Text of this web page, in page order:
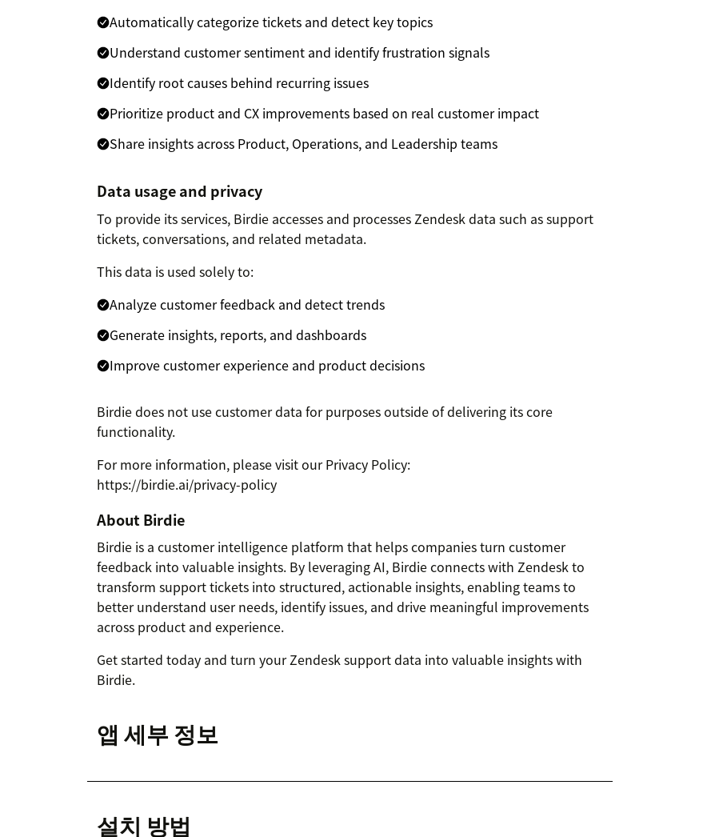
Automatically categorize tickets and detect key topics
Understand customer sentiment and identify frustration signals
Identify root causes behind recurring issues
Prioritize product and CX improvements based on real customer impact
Share insights across Product, Operations, and Leadership teams
Data usage and privacy
To provide its services, Birdie accesses and processes Zendesk data such as support
tickets, conversations, and related metadata.
This data is used solely to:
Analyze customer feedback and detect trends
Generate insights, reports, and dashboards
Improve customer experience and product decisions
Birdie does not use customer data for purposes outside of delivering its core
functionality.
For more information, please visit our Privacy Policy:
https://birdie.ai/privacy-policy
About Birdie
Birdie is a customer intelligence platform that helps companies turn customer
feedback into valuable insights. By leveraging AI, Birdie connects with Zendesk to
transform support tickets into structured, actionable insights, enabling teams to
better understand user needs, identify issues, and drive meaningful improvements
across product and experience.
Get started today and turn your Zendesk support data into valuable insights with
Birdie.
앱 세부 정보
설치 방법